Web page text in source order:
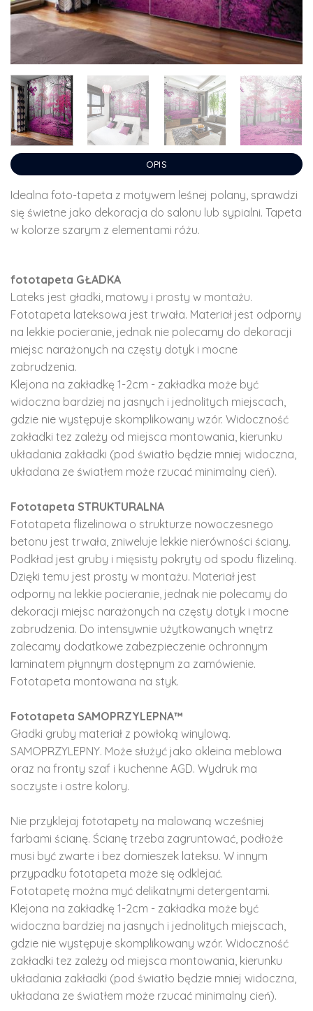
OPIS
Idealna foto-tapeta z motywem leśnej polany, sprawdzi
się świetne jako dekoracja do salonu lub sypialni. Tapeta
w kolorze szarym z elementami różu.
fototapeta GŁADKA
Lateks jest gładki, matowy i prosty w montażu.
Fototapeta lateksowa jest trwała. Materiał jest odporny
na lekkie pocieranie, jednak nie polecamy do dekoracji
miejsc narażonych na częsty dotyk i mocne
zabrudzenia.
Klejona na zakładkę 1-2cm - zakładka może być
widoczna bardziej na jasnych i jednolitych miejscach,
gdzie nie występuje skomplikowany wzór. Widoczność
zakładki tez zależy od miejsca montowania, kierunku
układania zakładki (pod światło będzie mniej widoczna,
układana ze światłem może rzucać minimalny cień).
Fototapeta STRUKTURALNA
Fototapeta flizelinowa o strukturze nowoczesnego
betonu jest trwała, zniweluje lekkie nierówności ściany.
Podkład jest gruby i mięsisty pokryty od spodu flizeliną.
Dzięki temu jest prosty w montażu. Materiał jest
odporny na lekkie pocieranie, jednak nie polecamy do
dekoracji miejsc narażonych na częsty dotyk i mocne
zabrudzenia. Do intensywnie użytkowanych wnętrz
zalecamy dodatkowe zabezpieczenie ochronnym
laminatem płynnym dostępnym za zamówienie.
Fototapeta montowana na styk.
Fototapeta SAMOPRZYLEPNA™
Gładki gruby materiał z powłoką winylową.
SAMOPRZYLEPNY. Może służyć jako okleina meblowa
oraz na fronty szaf i kuchenne AGD. Wydruk ma
soczyste i ostre kolory.
Nie przyklejaj fototapety na malowaną wcześniej
farbami ścianę. Ścianę trzeba zagruntować, podłoże
musi być zwarte i bez domieszek lateksu. W innym
przypadku fototapeta może się odklejać.
Fototapetę można myć delikatnymi detergentami.
Klejona na zakładkę 1-2cm - zakładka może być
widoczna bardziej na jasnych i jednolitych miejscach,
gdzie nie występuje skomplikowany wzór. Widoczność
zakładki tez zależy od miejsca montowania, kierunku
układania zakładki (pod światło będzie mniej widoczna,
układana ze światłem może rzucać minimalny cień).